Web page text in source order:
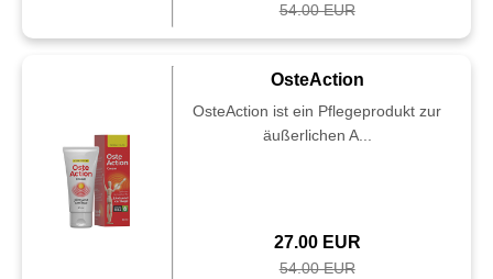
54.00 EUR
OsteAction
OsteAction ist ein Pflegeprodukt zur
äußerlichen A...
27.00 EUR
54.00 EUR